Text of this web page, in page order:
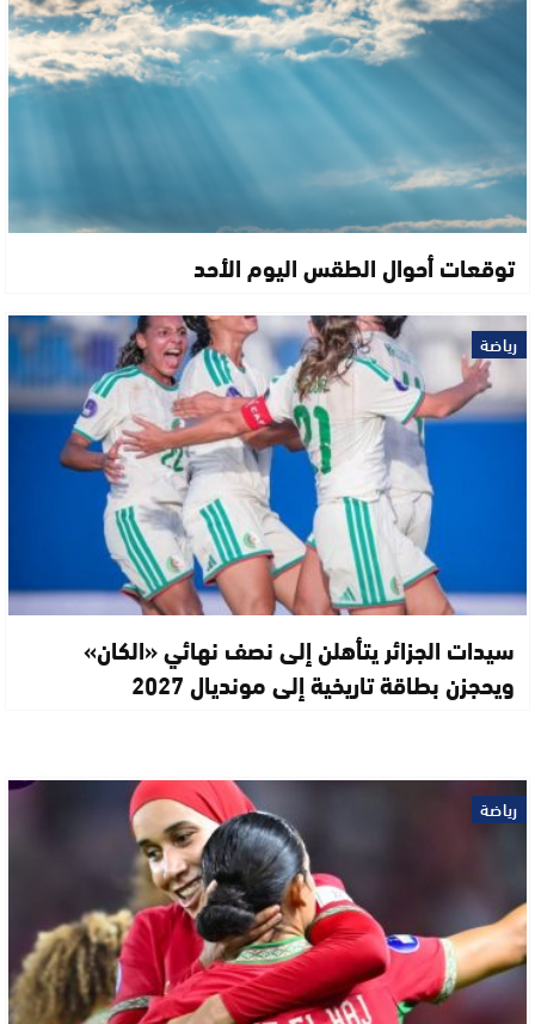
توقعات أحوال الطقس اليوم الأحد
رياضة
سيدات الجزائر يتأهلن إلى نصف نهائي «الكان»
ويحجزن بطاقة تاريخية إلى مونديال 2027
رياضة